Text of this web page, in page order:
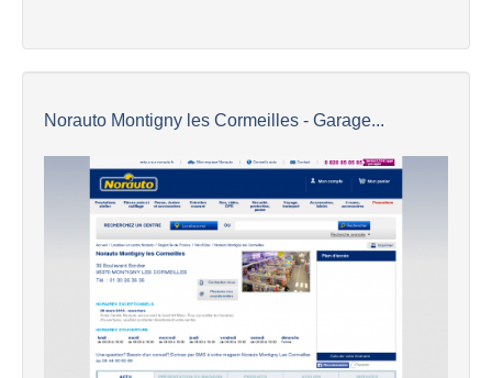
Norauto Montigny les Cormeilles - Garage...